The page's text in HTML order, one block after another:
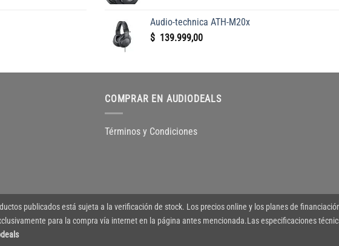
Audio-technica ATH-M20x
$ 139.999,00
COMPRAR EN AUDIODEALS
Términos y Condiciones
publicados está sujeta a la verificación de stock. Los precios online y los planes de
para la compra vía internet en la página antes mencionada.Las especificaciones